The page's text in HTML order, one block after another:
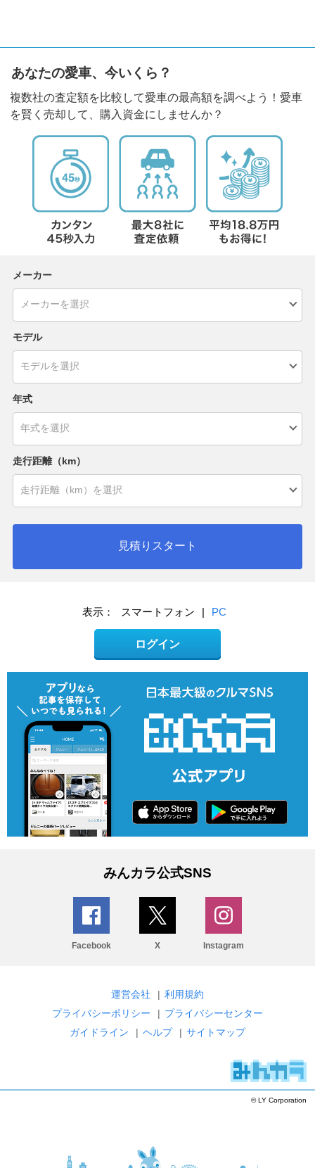
あなたの愛車、今いくら？
複数社の査定額を比較して愛車の最高額を調べよう！愛車
を賢く売却して、購入資金にしませんか？
メーカー
モデル
年式
走行距離（km）
見積りスタート
表示： スマートフォン | PC
ログイン
みんカラ公式SNS
Facebook X Instagram
運営会社 | 利用規約
プライバシーポリシー
| プライバシーセンター
ガイドライン
| ヘルプ | サイトマップ
© LY Corporation